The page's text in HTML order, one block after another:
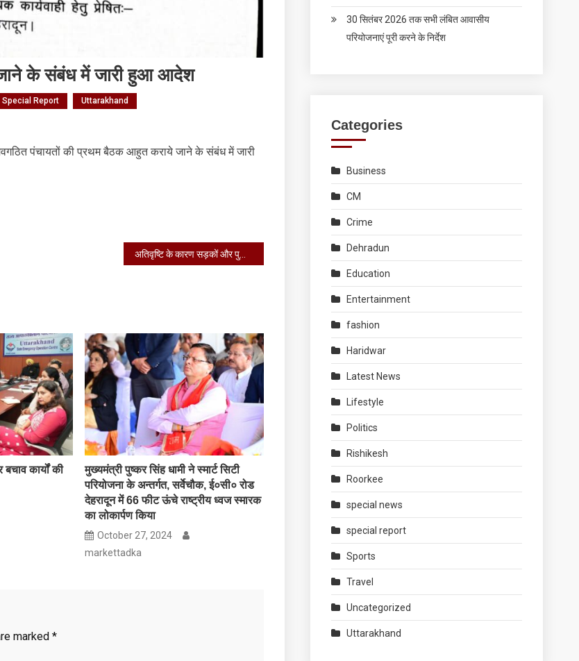
के संबंध में जारी हुआ आदेश
Special Report Uttarakhand
नवगठित पंचायतों की प्रथम बैठक आहुत कराये जाने के संबंध में जारी
अतिवृष्टि के कारण सड़कों और पुलों को हुए भारी नुकसान की जानकारी केंद्रीय मंत्री को दी
कार्यों की
मुख्यमंत्री पुष्कर सिंह धामी ने स्मार्ट सिटी
परियोजना के अन्तर्गत, सर्वेचौक, ई०सी० रोड
देहरादून में 66 फीट ऊंचे राष्ट्रीय ध्वज स्मारक
का लोकार्पण किया
October 27, 2024
markettadka
marked *
30 सितंबर 2026 तक सभी लंबित आवासीय
परियोजनाएं पूरी करने के निर्देश
Categories
Business
CM
Crime
Dehradun
Education
Entertainment
fashion
Haridwar
Latest News
Lifestyle
Politics
Rishikesh
Roorkee
special news
special report
Sports
Travel
Uncategorized
Uttarakhand